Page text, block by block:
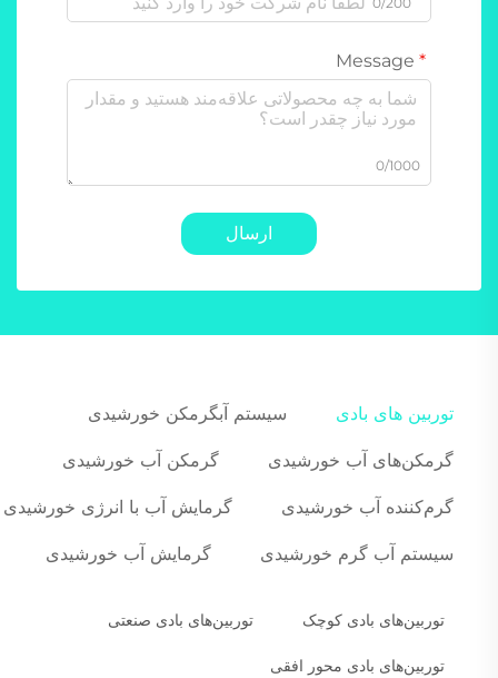
0/1000
ارسال
توربین های بادی سیستم آبگرمکن خورشیدی
گرمکن‌های آب خورشیدی گرمکن آب خورشیدی
گرم‌کننده آب خورشیدی گرمایش آب با انرژی خورشیدی
سیستم آب گرم خورشیدی گرمایش آب خورشیدی
توربین‌های بادی کوچک توربین‌های بادی صنعتی
توربین‌های بادی محور افقی